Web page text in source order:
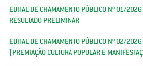
EDITAL DE CHAMAMENTO PÚBLICO Nº 01/2026
RESULTADO PRELIMINAR
EDITAL DE CHAMAMENTO PÚBLICO Nº 02/
(PREMIAÇÃO CULTURA POPULAR E